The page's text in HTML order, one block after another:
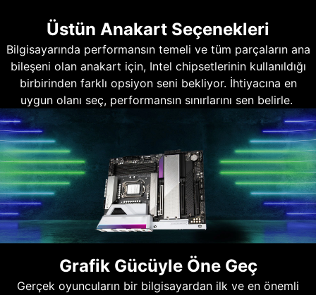
Üstün Anakart Seçenekleri
Bilgisayarında performansın temeli ve tüm parçaların ana
bileşeni olan anakart için, Intel chipsetlerinin kullanıldığı
birbirinden farklı opsiyon seni bekliyor. İhtiyacına en
uygun olanı seç, performansın sınırlarını sen belirle.
Grafik Gücüyle Öne Geç
Gerçek oyuncuların bir bilgisayardan ilk ve en önemli